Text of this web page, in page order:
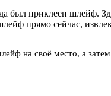
был приклеен шлейф.
прямо сейчас,
на своё место, а